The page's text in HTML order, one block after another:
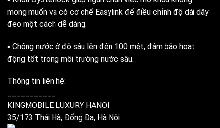
mong muốn và có cơ chế Easylink để điều chỉnh độ dài dây
đeo một cách dễ dàng.
▪️ Chống nước ở độ sâu lên đến 100 mét, đảm bảo hoạt
động tốt trong môi trường nước sâu.
Thông tin liên hệ:
KINGMOBILE LUXURY HANOI
35/173 Thái Hà, Đống Đa, Hà Nội